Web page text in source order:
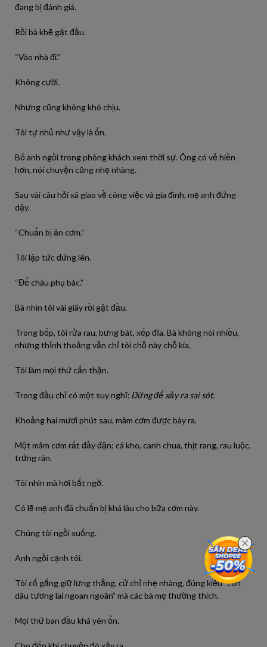
đang bị đánh giá.
Rồi bà khẽ gật đầu.
“Vào nhà đi.”
Không cười.
Nhưng cũng không khó chịu.
Tôi tự nhủ như vậy là ổn.
Bố anh ngồi trong phòng khách xem thời sự. Ông có vẻ hiền
hơn, nói chuyện cũng nhẹ nhàng.
Sau vài câu hỏi xã giao về công việc và gia đình, mẹ anh đứng
dậy.
“Chuẩn bị ăn cơm.”
Tôi lập tức đứng lên.
“Để cháu phụ bác.”
Bà nhìn tôi vài giây rồi gật đầu.
Trong bếp, tôi rửa rau, bưng bát, xếp đĩa. Bà không nói nhiều,
nhưng thỉnh thoảng vẫn chỉ tôi chỗ này chỗ kia.
Tôi làm mọi thứ cẩn thận.
Trong đầu chỉ có một suy nghĩ: Đừng để xảy ra sai sót.
Khoảng hai mươi phút sau, mâm cơm được bày ra.
Một mâm cơm rất đầy đặn: cá kho, canh chua, thịt rang, rau luộc,
trứng rán.
Tôi nhìn mà hơi bất ngờ.
Có lẽ mẹ anh đã chuẩn bị khá lâu cho bữa cơm này.
Chúng tôi ngồi xuống.
Anh ngồi cạnh tôi.
Tôi cố gắng giữ lưng thẳng, cử chỉ nhẹ nhàng, đúng kiểu “con
dâu tương lai ngoan ngoãn” mà các bà mẹ thường thích.
Mọi thứ ban đầu khá yên ổn.